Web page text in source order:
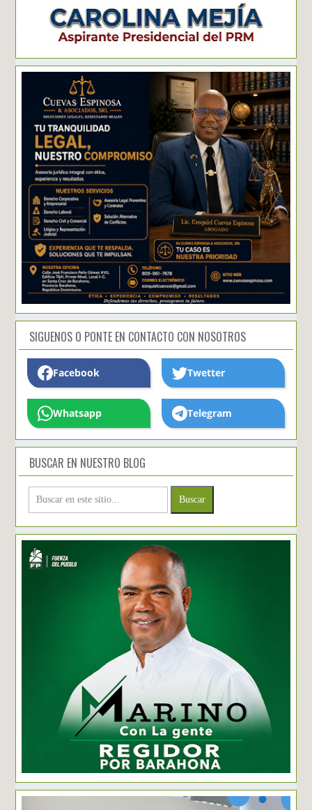
SIGUENOS O PONTE EN CONTACTO CON NOSOTROS
Facebook Twetter
Whatsapp Telegram
BUSCAR EN NUESTRO BLOG